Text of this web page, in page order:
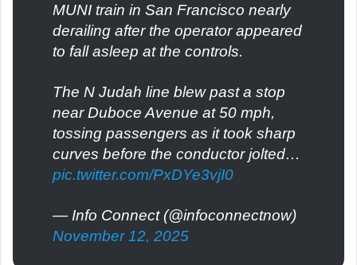
MUNI train in San Francisco nearly
derailing after the operator appeared
to fall asleep at the controls.
The N Judah line blew past a stop
near Duboce Avenue at 50 mph,
tossing passengers as it took sharp
curves before the conductor jolted…
pic.twitter.com/PxDYe3vjI0
— Info Connect (@infoconnectnow)
November 12, 2025